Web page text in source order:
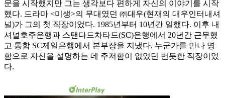
문을 시작했지만 그는 생각보다 편하게 자신의 이야기를 시작
했다. 드라마 <미생>의 무대였던 ㈜대우(현재의 대우인터내셔
널)가 그의 첫 직장이었다. 1985년부터 10년간 일했다. 이후 내
셔널호주은행과 스탠다드차타드(SC)은행에서 20년간 근무했
고 통합 SC제일은행에서 본부장을 지냈다. 누군가를 만나 명
함으로 자신을 설명하는 데 주저함이 없었던 번듯한 직장이었
다.